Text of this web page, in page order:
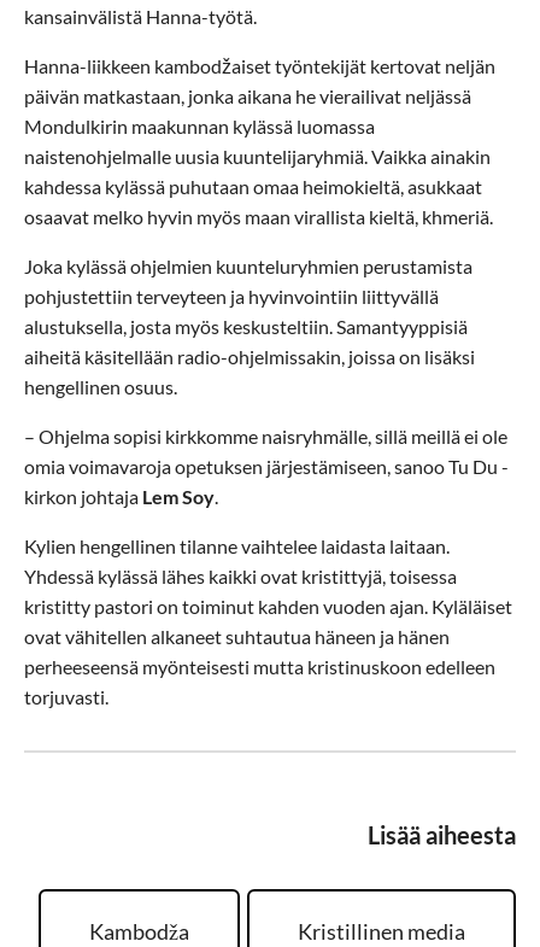
kansainvälistä Hanna-työtä.
Hanna-liikkeen kambodžaiset työntekijät kertovat neljän
päivän matkastaan, jonka aikana he vierailivat neljässä
Mondulkirin maakunnan kylässä luomassa
naistenohjelmalle uusia kuuntelijaryhmiä. Vaikka ainakin
kahdessa kylässä puhutaan omaa heimokieltä, asukkaat
osaavat melko hyvin myös maan virallista kieltä, khmeriä.
Joka kylässä ohjelmien kuunteluryhmien perustamista
pohjustettiin terveyteen ja hyvinvointiin liittyvällä
alustuksella, josta myös keskusteltiin. Samantyyppisiä
aiheitä käsitellään radio-ohjelmissakin, joissa on lisäksi
hengellinen osuus.
– Ohjelma sopisi kirkkomme naisryhmälle, sillä meillä ei ole
omia voimavaroja opetuksen järjestämiseen, sanoo Tu Du -
kirkon johtaja Lem Soy.
Kylien hengellinen tilanne vaihtelee laidasta laitaan.
Yhdessä kylässä lähes kaikki ovat kristittyjä, toisessa
kristitty pastori on toiminut kahden vuoden ajan. Kyläläiset
ovat vähitellen alkaneet suhtautua häneen ja hänen
perheeseensä myönteisesti mutta kristinuskoon edelleen
torjuvasti.
Lisää aiheesta
Kambodža Kristillinen media